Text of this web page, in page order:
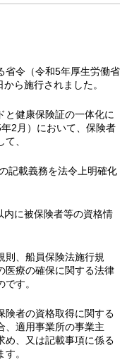
省令（令和5年厚生労働省
ら施行されました。
健康保険証の一体化に
2月）において、保険者
、
記載義務を法令上明確化
内に被保険者等の資格情
則、船員保険法施行規
医療の確保に関する法律
す。
者の資格取得に関する
、適用事業所の事業主
め、又は記載事項に係る
。